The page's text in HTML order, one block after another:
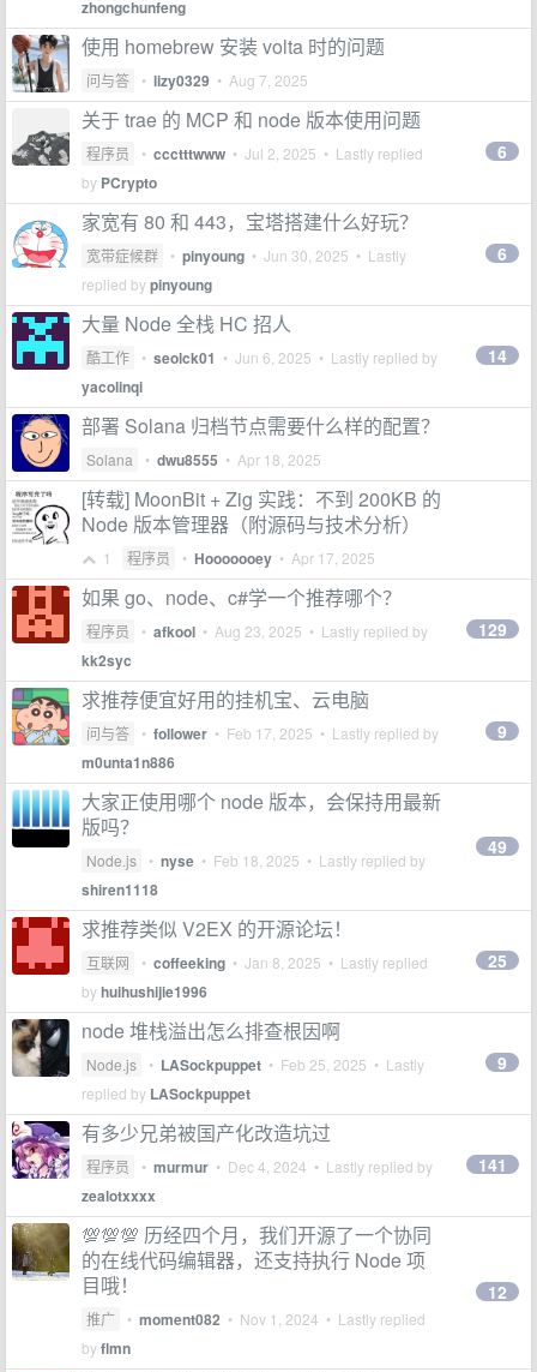
zhongchunfeng
使用 homebrew 安装 volta 时的问题
问与答 • lizy0329 • Aug 7, 2025
关于 trae 的 MCP 和 node 版本使用问题
程序员 • ccctttwww • Jul 2, 2025 • Lastly replied
by PCrypto
6
家宽有 80 和 443，宝塔搭建什么好玩？
宽带症候群 • pinyoung • Jun 30, 2025 • Lastly
replied bypinyoung
6
大量 Node 全栈 HC 招人
酷工作 • seolck01 • Jun 6, 2025 • Lastly replied by
yacolinqi
14
部署 Solana 归档节点需要什么样的配置？
Solana • dwu8555 • Apr 18, 2025
[转载] MoonBit + Zig 实践：不到 200KB 的
Node 版本管理器（附源码与技术分析）
1 程序员 • Hooooooey • Apr 17, 2025
如果 go、node、c#学一个推荐哪个？
程序员 • afkool • Aug 23, 2025 • Lastly replied by
kk2syc
129
求推荐便宜好用的挂机宝、云电脑
问与答 • follower • Feb 17, 2025 • Lastly replied by
m0unta1n886
9
大家正使用哪个 node 版本，会保持用最新
版吗？
Node.js • nyse • Feb 18, 2025 • Lastly replied by
shiren1118
49
求推荐类似 V2EX 的开源论坛！
互联网 • coffeeking • Jan 8, 2025 • Lastly replied
byhuihushijie1996
25
node 堆栈溢出怎么排查根因啊
Node.js • LASockpuppet • Feb 25, 2025 • Lastly
replied by LASockpuppet
9
有多少兄弟被国产化改造坑过
程序员 • murmur • Dec 4, 2024 • Lastly replied by
zealotxxxx
141
💯💯💯 历经四个月，我们开源了一个协同
的在线代码编辑器，还支持执行 Node 项
目哦！
推广 • moment082 • Nov 1, 2024 • Lastly replied
byflmn
12